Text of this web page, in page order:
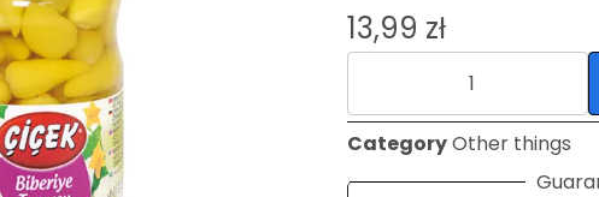
13,99 zł
CategoryOther things